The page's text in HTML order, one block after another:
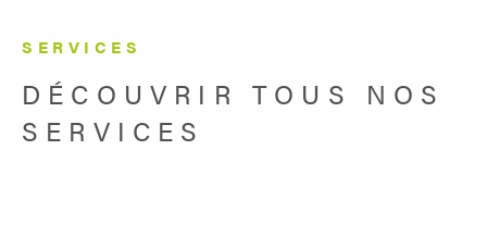
SERVICES
DÉCOUVRIR TOUS NOS
SERVICES